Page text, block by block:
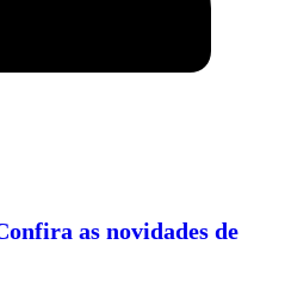
as novidades de